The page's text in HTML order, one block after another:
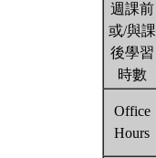
週課前
或/與課
後學習
時數
Office
Hours